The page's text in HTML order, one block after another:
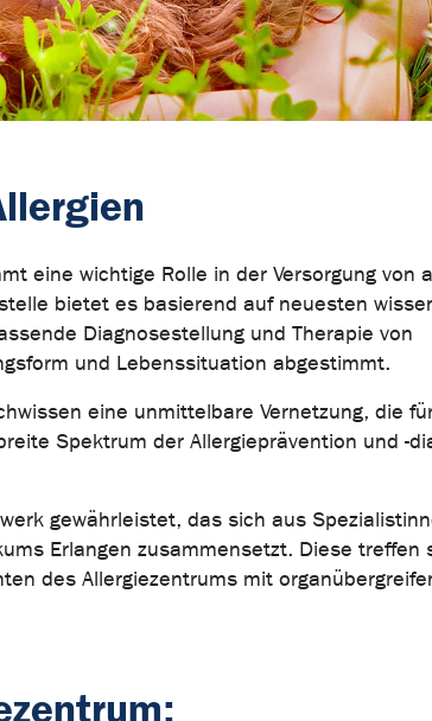
eine wichtige Rolle in der Versorgung von
bietet es basierend auf neuesten
Diagnosestellung und Therapie von
und Lebenssituation abgestimmt.
eine unmittelbare Vernetzung, die
Spektrum der Allergieprävention und -
gewährleistet, das sich aus
Erlangen zusammensetzt. Diese treffen
des Allergiezentrums mit